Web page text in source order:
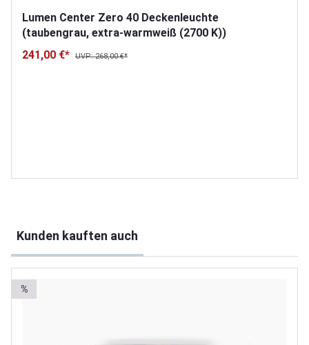
Lumen Center Zero 40 Deckenleuchte
(taubengrau, extra-warmweiß (2700 K))
241,00 €*
UVP: 268,00 €*
Kunden kauften auch
%